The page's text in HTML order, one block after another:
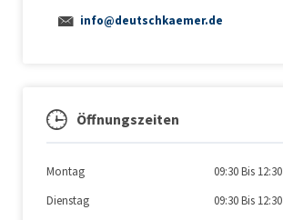
info@deutschkaemer.de
Öffnungszeiten
Montag 09:30 Bis 12:30
Dienstag
09:30 Bis 12:30